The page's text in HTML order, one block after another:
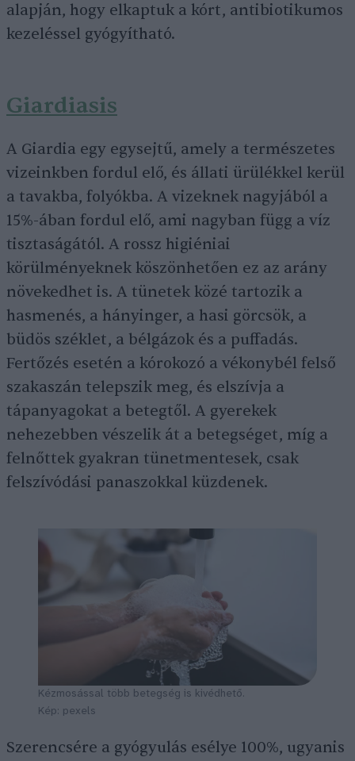
alapján, hogy elkaptuk a kórt, antibiotikumos
kezeléssel gyógyítható.
Giardiasis
A Giardia egy egysejtű, amely a természetes
vizeinkben fordul elő, és állati ürülékkel kerül
a tavakba, folyókba. A vizeknek nagyjából a
15%-ában fordul elő, ami nagyban függ a víz
tisztaságától. A rossz higiéniai
körülményeknek köszönhetően ez az arány
növekedhet is. A tünetek közé tartozik a
hasmenés, a hányinger, a hasi görcsök, a
büdös széklet, a bélgázok és a puffadás.
Fertőzés esetén a kórokozó a vékonybél felső
szakaszán telepszik meg, és elszívja a
tápanyagokat a betegtől. A gyerekek
nehezebben vészelik át a betegséget, míg a
felnőttek gyakran tünetmentesek, csak
felszívódási panaszokkal küzdenek.
Kézmosással több betegség is kivédhető.
Kép: pexels
Szerencsére a gyógyulás esélye 100%, ugyanis